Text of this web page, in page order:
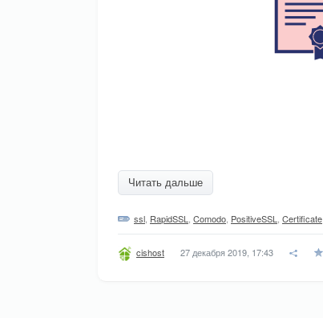
Читать дальше
ssl RapidSSL Comodo PositiveSSL Certificate
cishost 27 декабря 2019, 17:43